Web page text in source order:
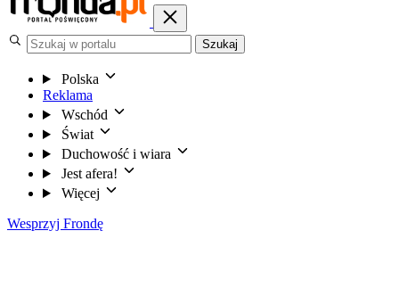
Szukaj
Polska
Reklama
Wschód
Świat
Duchowość i wiara
Jest afera!
Więcej
Wesprzyj Frondę